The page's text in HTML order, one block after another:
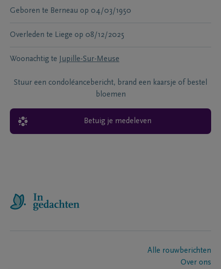
Geboren te Berneau op 04/03/1950
Overleden te Liege op 08/12/2025
Woonachtig te Jupille-Sur-Meuse
Stuur een condoléancebericht, brand een kaarsje of bestel
bloemen
Betuig je medeleven
Alle rouwberichten
Over ons